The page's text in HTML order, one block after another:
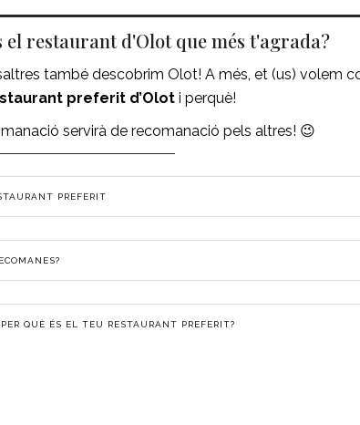
el restaurant d'Olot que més t'agrada?
també descobrim Olot! A més, et (us) volem
preferit d’Olot i perquè!
servirà de recomanació pels altres! 😉